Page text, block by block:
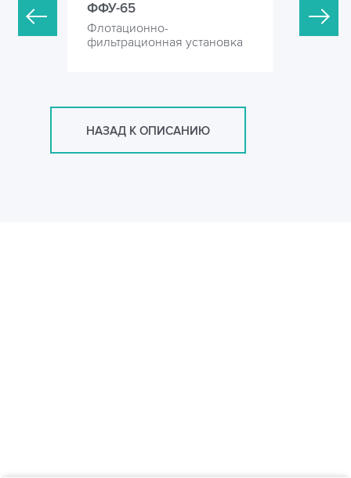
ФФУ-65
Флотационно-
фильтрационная установка
ФФУ-100
НАЗАД К ОПИСАНИЮ